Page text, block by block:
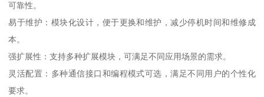
可靠性。
易于维护：模块化设计，便于更换和维护，减少停机时间和维修成
本。
强扩展性：支持多种扩展模块，可满足不同应用场景的需求。
灵活配置：多种通信接口和编程模式可选，满足不同用户的个性化
要求。